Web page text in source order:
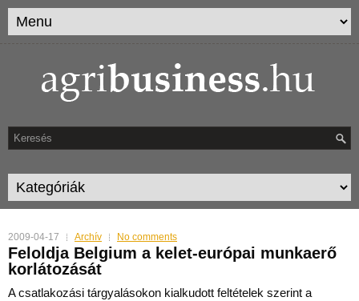
2009-04-17 Archív No comments
Feloldja Belgium a kelet-európai munkaerő
korlátozását
A csatlakozási tárgyalásokon kialkudott feltételek szerint a